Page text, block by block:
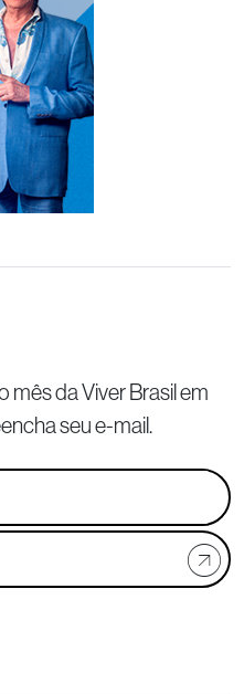
mês da Viver Brasilem
seu e-mail.